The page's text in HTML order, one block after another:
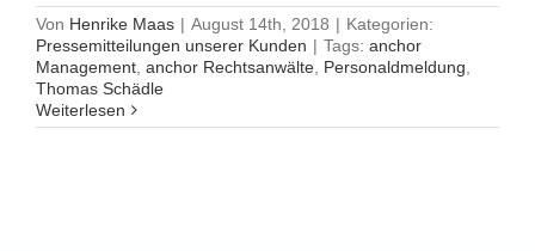
Von Henrike Maas | August 14th, 2018 | Kategorien:
Pressemitteilungen unserer Kunden | Tags: anchor
Management anchor Rechtsanwälte Personaldmeldung
Thomas Schädle
Weiterlesen